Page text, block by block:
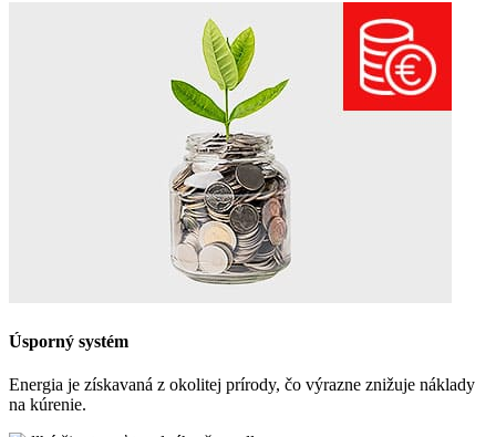
Úsporný systém
Energia je získavaná z okolitej prírody, čo výrazne znižuje náklady
na kúrenie.